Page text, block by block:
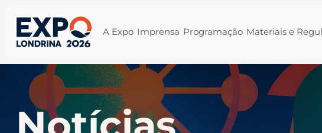
A Expo Imprensa Programação Materiais e